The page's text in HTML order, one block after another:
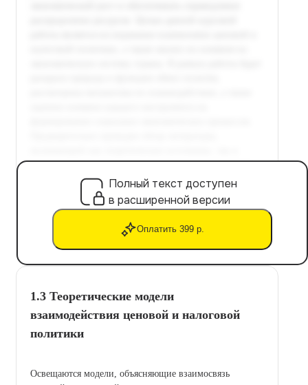
Полный текст доступен
в расширенной версии
Оплатить 399 р.
1.3 Теоретические модели
взаимодействия ценовой и налоговой
политики
Освещаются модели, объясняющие взаимосвязь